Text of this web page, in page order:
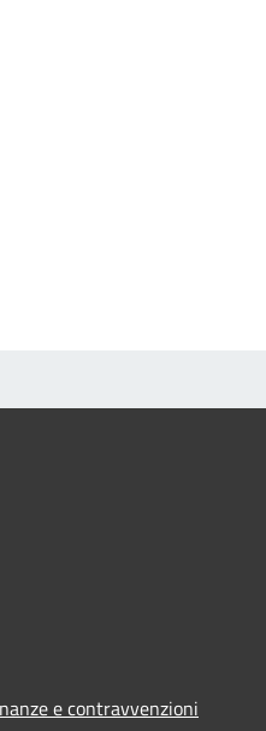
e contravvenzioni